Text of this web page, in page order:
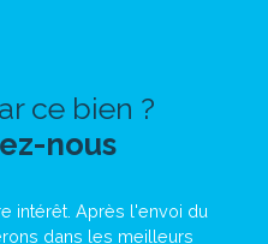
ce bien ?
nous
intérêt. Après l'envoi du
dans les meilleurs